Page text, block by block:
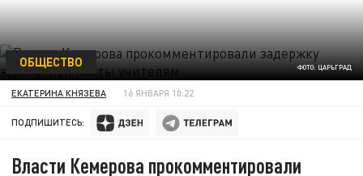
ФОТО: ЦАРЬГРАД
ОБЩЕСТВО
ЕКАТЕРИНА КНЯЗЕВА 16 ЯНВАРЯ 10:22
ПОДПИШИТЕСЬ:
Власти Кемерова прокомментировали